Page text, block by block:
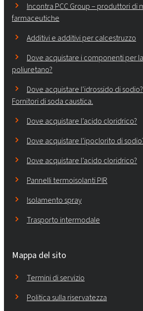
Incontra PCC Group – produttori di
farmaceutiche
Additivi e additivi per calcestruzzo
Dove acquistare i componenti per
poliuretano?
Dove acquistare l’idrossido di sodio?
Fornitori di soda caustica.
Dove acquistare l’acido cloridrico?
Dove acquistare l’ipoclorito di
Dove acquistare l’acido cloridrico?
Pannelli termoisolanti PIR
Isolamento spray
Trasporto intermodale
Mappa del sito
Termini di servizio
Politica sulla riservatezza